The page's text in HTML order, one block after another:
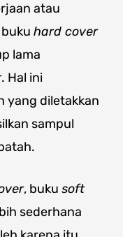
atau
hard cover
lama
. Hal ini
yang diletakkan
sampul
, buku soft
sederhana